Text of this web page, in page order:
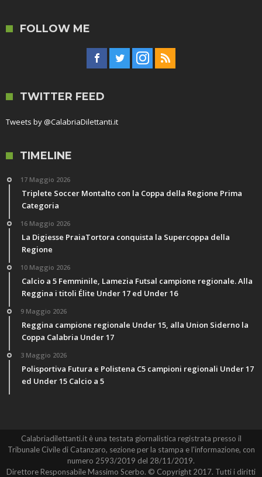
FOLLOW ME
TWITTER FEED
Tweets by @CalabriaDilettanti.it
TIMELINE
17 Maggio 2026
Triplete Soccer Montalto con la Coppa della Regione Prima
Categoria
16 Maggio 2026
La Digiesse PraiaTortora conquista la Supercoppa della
Regione
10 Maggio 2026
Calcio a 5 Femminile, Lamezia Futsal campione regionale. Alla
Reggina i titoli Élite Under 17 ed Under 16
9 Maggio 2026
Reggina campione regionale Under 15, alla Union Siderno la
Coppa Calabria Under 17
3 Maggio 2026
Polisportiva Futura e Polistena C5 campioni regionali Under 17
ed Under 15 Calcio a 5
Calabriadilettanti.it è una testata giornalistica registrata presso il
Tribunale Civile di Catanzaro, sezione per la stampa e l'informazione, con
numero 2593/2019 del 28/11/2019.
Direttore Responsabile Massimo Scerbo. © Copyright 2017. Tutti i diritti